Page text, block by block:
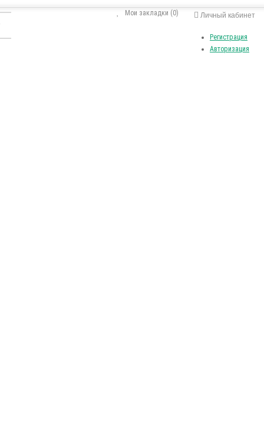
Личный кабинет
Регистрация
Авторизация
Мои закладки (0)